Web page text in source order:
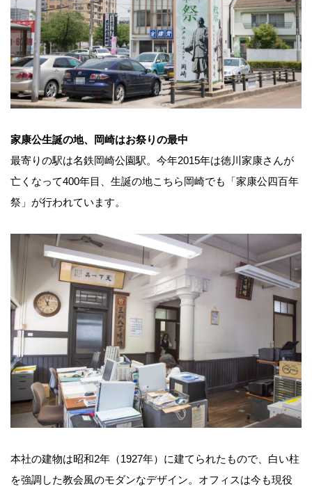
家康公生誕の地、岡崎はお祭りの最中
最寄りの駅は名鉄岡崎公園駅。今年2015年は徳川家康さんが
亡くなって400年目、生誕の地こちら岡崎でも「家康公四百年
祭」が行われています。
本社の建物は昭和2年（1927年）に建てられたもので、白い柱
を強調した教会風のモダンなデザイン。オフィスは今も現役